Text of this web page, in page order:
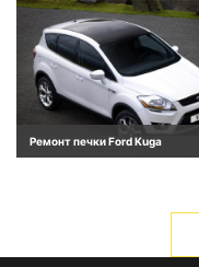
Ремонт печки Ford Kuga